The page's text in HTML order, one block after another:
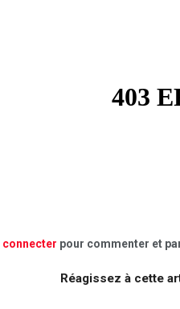
connecter pour commenter et
Réagissez à cette